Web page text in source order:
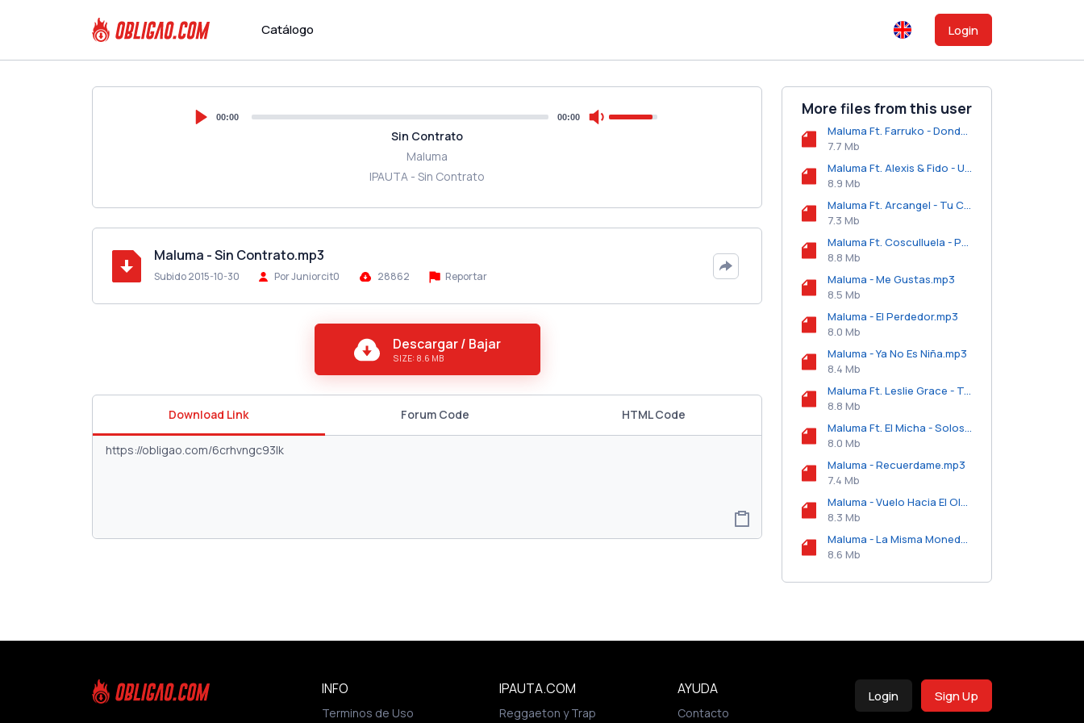
Catálogo Login
00:00 00:00
Sin Contrato
Maluma
IPAUTA - Sin Contrato
Maluma - Sin Contrato.mp3
Subido 2015-10-30 Por Juniorcit0 28862 Reportar
Descargar / Bajar
SIZE: 8.6 MB
Download Link Forum Code HTML Code
More files from this user
Maluma Ft. Farruko - Donde Estas.mp3
7.7 Mb
Maluma Ft. Alexis & Fido - Una Aventura.mp3
8.9 Mb
Maluma Ft. Arcangel - Tu Cariño.mp3
7.3 Mb
Maluma Ft. Cosculluela - Pretextos.mp3
8.8 Mb
Maluma - Me Gustas.mp3
8.5 Mb
Maluma - El Perdedor.mp3
8.0 Mb
Maluma - Ya No Es Niña.mp3
8.4 Mb
Maluma Ft. Leslie Grace - Tengo Un Amor.mp3
8.8 Mb
Maluma Ft. El Micha - Solos.mp3
8.0 Mb
Maluma - Recuerdame.mp3
7.4 Mb
Maluma - Vuelo Hacia El Olvido.mp3
8.3 Mb
Maluma - La Misma Moneda.mp3
8.6 Mb
INFO
Terminos de Uso
IPAUTA.COM
Reggaeton y Trap
AYUDA
Contacto
Login Sign Up